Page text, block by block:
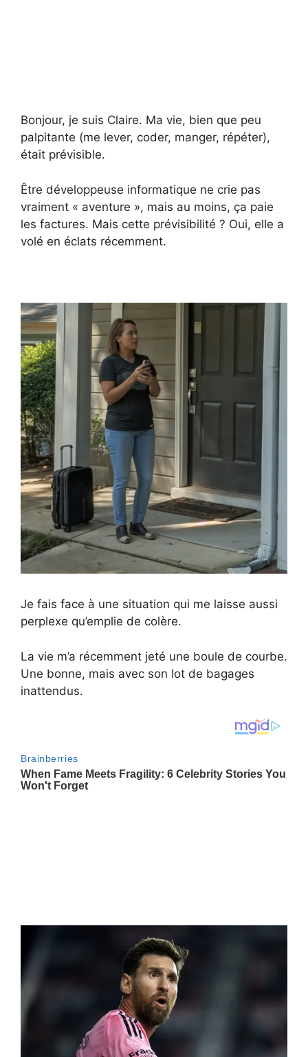
Bonjour, je suis Claire. Ma vie, bien que peu
palpitante (me lever, coder, manger, répéter),
était prévisible.
Être développeuse informatique ne crie pas
vraiment « aventure », mais au moins, ça paie
les factures. Mais cette prévisibilité ? Oui, elle a
volé en éclats récemment.
Je fais face à une situation qui me laisse aussi
perplexe qu’emplie de colère.
La vie m’a récemment jeté une boule de courbe.
Une bonne, mais avec son lot de bagages
inattendus.